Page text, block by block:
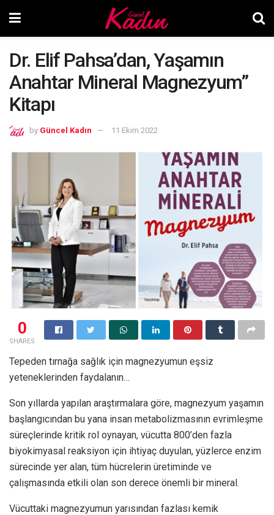
Dr. Elif Pahsa’dan, Yaşamın
Anahtar Mineral Magnezyum”
Kitapı
by Güncel Kadın 11 Ekim 2022
0
SHARES
Tepeden tırnağa sağlık için magnezyumun eşsiz
yeteneklerinden faydalanın…
Son yıllarda yapılan araştırmalara göre, magnezyum yaşamın
başlangıcından bu yana insan metabolizmasının evrimleşme
süreçlerinde kritik rol oynayan, vücutta 800’den fazla
biyokimyasal reaksiyon için ihtiyaç duyulan, yüzlerce enzim
sürecinde yer alan, tüm hücrelerin üretiminde ve
çalışmasında etkili olan son derece önemli bir mineral.
Vücuttaki magnezyumun yarısından fazlası kemik